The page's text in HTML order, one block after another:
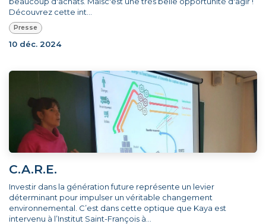
Découvrez cette int...
Presse
10 déc. 2024
C.A.R.E.
Investir dans la génération future représente un levier
déterminant pour impulser un véritable changement
environnemental. C’est dans cette optique que Kaya est
intervenu à l’Institut Saint-François à...